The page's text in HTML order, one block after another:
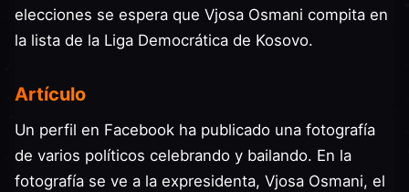
elecciones se espera que Vjosa Osmani compita en
la lista de la Liga Democrática de Kosovo.
Artículo
Un perfil en Facebook ha publicado una fotografía
de varios políticos celebrando y bailando. En la
fotografía se ve a la expresidenta, Vjosa Osmani, el